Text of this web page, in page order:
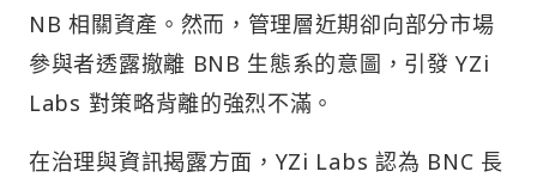
NB 相關資產。然而，管理層近期卻向部分市場
參與者透露撤離 BNB 生態系的意圖，引發 YZi
Labs 對策略背離的強烈不滿。
在治理與資訊揭露方面，YZi Labs 認為 BNC 長